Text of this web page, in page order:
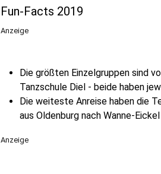
Fun-Facts 2019
Anzeige
Die größten Einzelgruppen sind
Tanzschule Diel - beide haben
Die weiteste Anreise haben die
aus Oldenburg nach Wanne-
Anzeige